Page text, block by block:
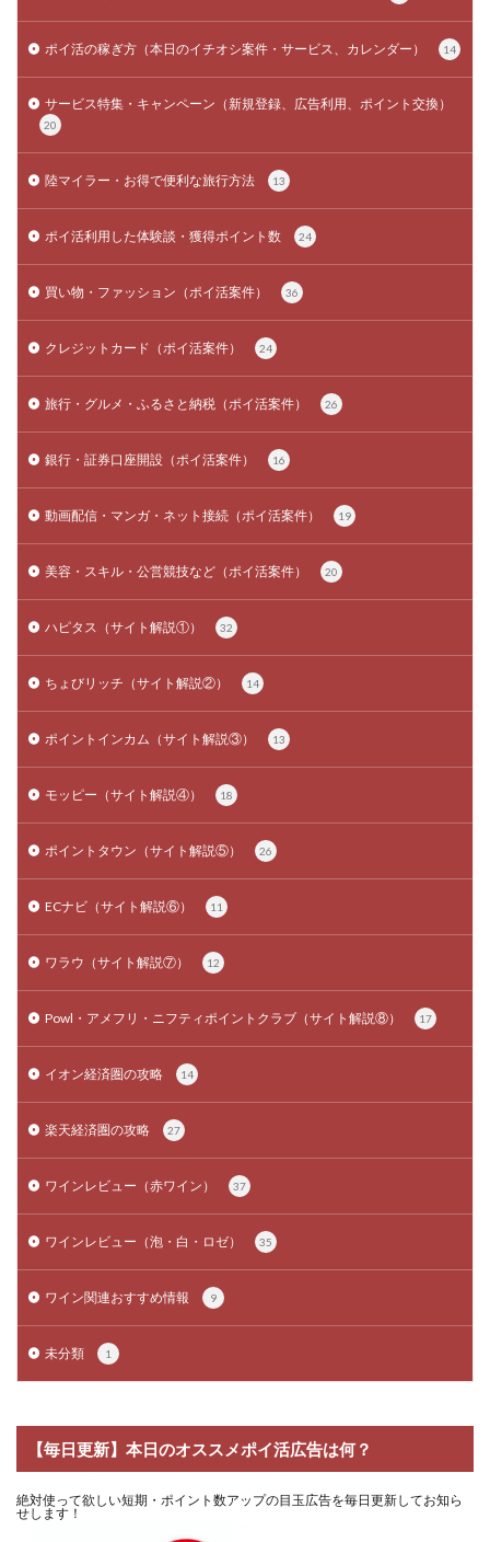
ポイ活の稼ぎ方（本日のイチオシ案件・サービス、カレンダー） 14
サービス特集・キャンペーン（新規登録、広告利用、ポイント交換）
20
陸マイラー・お得で便利な旅行方法 13
ポイ活利用した体験談・獲得ポイント数 24
買い物・ファッション（ポイ活案件） 36
クレジットカード（ポイ活案件） 24
旅行・グルメ・ふるさと納税（ポイ活案件） 26
銀行・証券口座開設（ポイ活案件） 16
動画配信・マンガ・ネット接続（ポイ活案件） 19
美容・スキル・公営競技など（ポイ活案件） 20
ハピタス（サイト解説①） 32
ちょびリッチ（サイト解説②） 14
ポイントインカム（サイト解説③） 13
モッピー（サイト解説④） 18
ポイントタウン（サイト解説⑤） 26
ECナビ（サイト解説⑥） 11
ワラウ（サイト解説⑦） 12
Powl・アメフリ・ニフティポイントクラブ（サイト解説⑧） 17
イオン経済圏の攻略 14
楽天経済圏の攻略 27
ワインレビュー（赤ワイン） 37
ワインレビュー（泡・白・ロゼ） 35
ワイン関連おすすめ情報 9
未分類 1
【毎日更新】本日のオススメポイ活広告は何？
絶対使って欲しい短期・ポイント数アップの目玉広告を毎日更新してお知ら
せします！